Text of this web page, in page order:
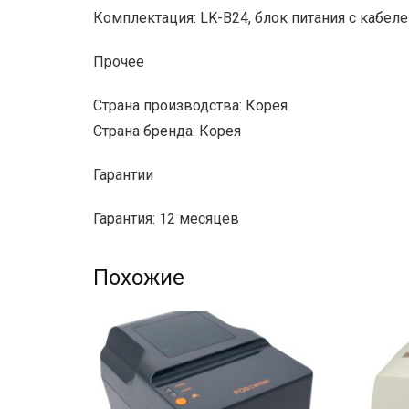
Комплектация: LK-B24, блок питания с
Прочее
Страна производства: Корея
Страна бренда: Корея
Гарантии
Гарантия: 12 месяцев
Похожие